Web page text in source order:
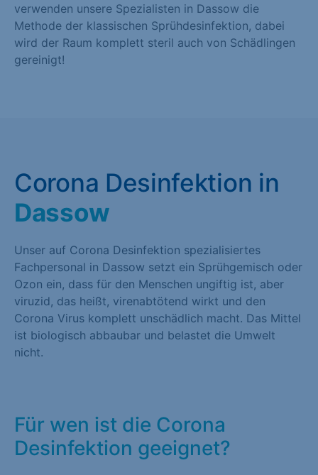
verwenden unsere Spezialisten in Dassow die
Methode der klassischen Sprühdesinfektion, dabei
wird der Raum komplett steril auch von Schädlingen
gereinigt!
Corona Desinfektion in
Dassow
Unser auf Corona Desinfektion spezialisiertes
Fachpersonal in Dassow setzt ein Sprühgemisch oder
Ozon ein, dass für den Menschen ungiftig ist, aber
viruzid, das heißt, virenabtötend wirkt und den
Corona Virus komplett unschädlich macht. Das Mittel
ist biologisch abbaubar und belastet die Umwelt
nicht.
Für wen ist die Corona
Desinfektion geeignet?